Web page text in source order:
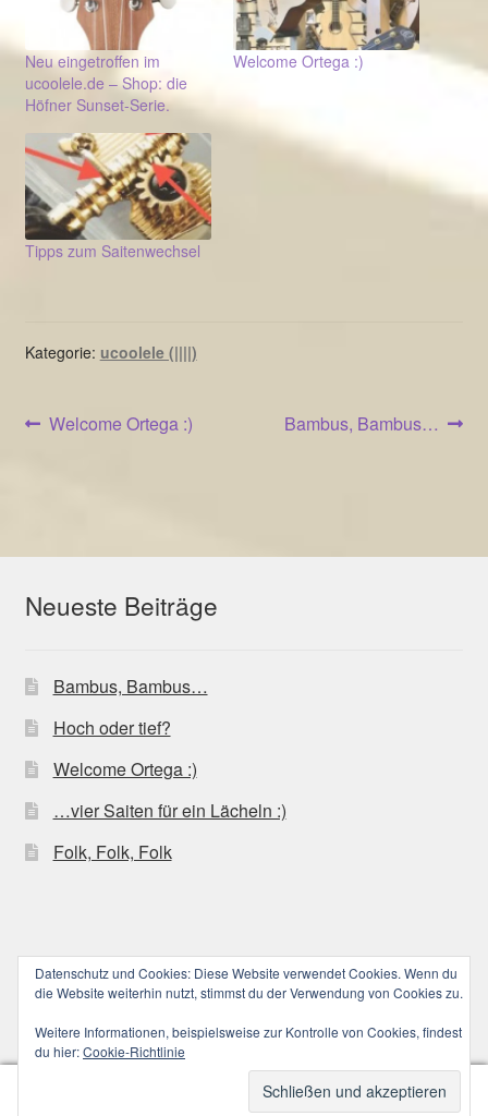
Neu eingetroffen im
ucoolele.de – Shop: die
Höfner Sunset-Serie.
Welcome Ortega :)
Tipps zum Saitenwechsel
Kategorie: ucoolele (||||)
Beitragsnavigation
Vorheriger
Welcome Ortega :)
Nächster
Bambus, Bambus…
Neueste Beiträge
Bambus, Bambus…
Hoch oder tief?
Welcome Ortega :)
…vier Saiten für ein Lächeln :)
Folk, Folk, Folk
© ucoolele.de (||||) 2026
0
Datenschutz und Cookies: Diese Website verwendet Cookies. Wenn du
die Website weiterhin nutzt, stimmst du der Verwendung von Cookies zu.
Weitere Informationen, beispielsweise zur Kontrolle von Cookies, findest
du hier:Cookie-Richtlinie